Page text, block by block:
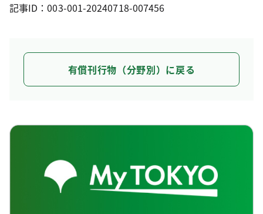
記事ID：003-001-20240718-007456
有償刊行物（分野別）に戻る